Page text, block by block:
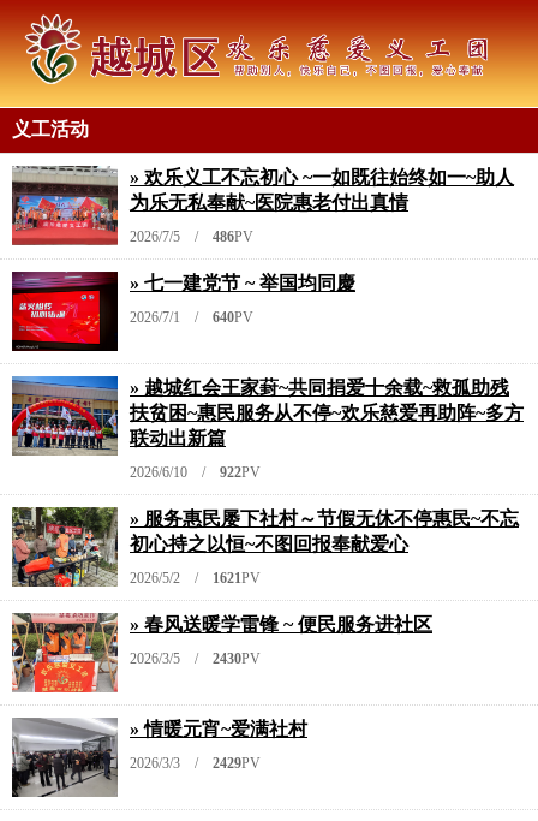
义工活动
» 欢乐义工不忘初心 ~一如既往始终如一~助人
为乐无私奉献~医院惠老付出真情
2026/7/5 / 486PV
» 七一建党节 ~ 举国均同慶
2026/7/1 / 640PV
» 越城红会王家葑~共同捐爱十余载~救孤助残
扶贫困~惠民服务从不停~欢乐慈爱再助阵~多方
联动出新篇
2026/6/10 / 922PV
» 服务惠民屡下社村～节假无休不停惠民~不忘
初心持之以恒~不图回报奉献爱心
2026/5/2 / 1621PV
» 春风送暖学雷锋 ~ 便民服务进社区
2026/3/5 / 2430PV
» 情暖元宵~爱满社村
2026/3/3 / 2429PV